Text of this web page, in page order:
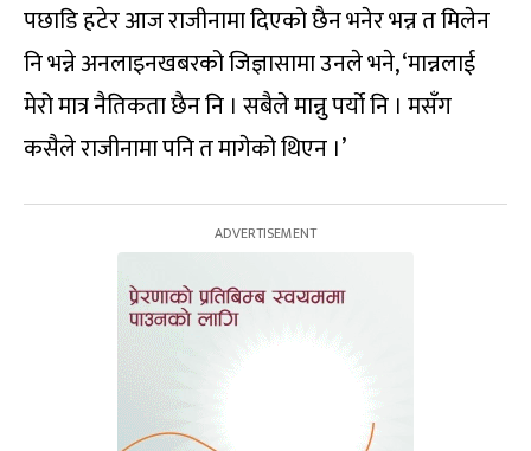
पछाडि हटेर आज राजीनामा दिएको छैन भनेर भन्न त मिलेन
नि भन्ने अनलाइनखबरको जिज्ञासामा उनले भने, ‘मान्नलाई
मेरो मात्र नैतिकता छैन नि । सबैले मान्नु पर्यो नि । मसँग
कसैले राजीनामा पनि त मागेको थिएन ।’